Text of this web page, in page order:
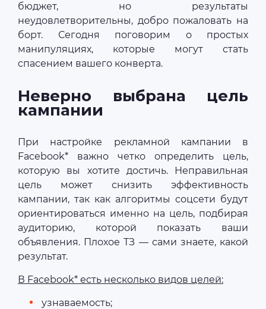
бюджет, но результаты
неудовлетворительны, добро пожаловать на
борт. Сегодня поговорим о простых
манипуляциях, которые могут стать
спасением вашего конверта.
Неверно выбрана цель
кампании
При настройке рекламной кампании в
Facebook* важно четко определить цель,
которую вы хотите достичь. Неправильная
цель может снизить эффективность
кампании, так как алгоритмы соцсети будут
ориентироваться именно на цель, подбирая
аудиторию, которой показать ваши
объявления. Плохое ТЗ — сами знаете, какой
результат.
В Facebook* есть несколько видов целей:
узнаваемость;